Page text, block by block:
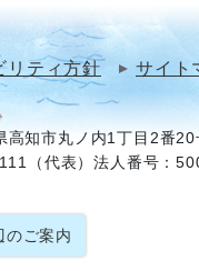
リティ方針 サイト
高知市丸ノ内1丁目2番20
（代表）法人番号：
のご案内